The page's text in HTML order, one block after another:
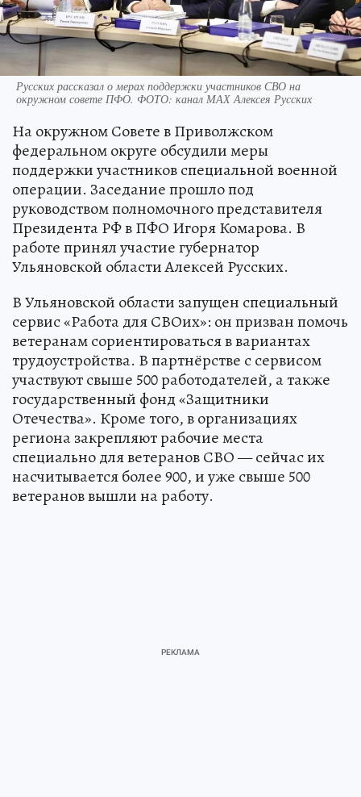
Русских рассказал о мерах поддержки участников СВО на
окружном совете ПФО. ФОТО: канал МАХ Алексея Русских
На окружном Совете в Приволжском
федеральном округе обсудили меры
поддержки участников специальной военной
операции. Заседание прошло под
руководством полномочного представителя
Президента РФ в ПФО Игоря Комарова. В
работе принял участие губернатор
Ульяновской области Алексей Русских.
В Ульяновской области запущен специальный
сервис «Работа для СВОих»: он призван помочь
ветеранам сориентироваться в вариантах
трудоустройства. В партнёрстве с сервисом
участвуют свыше 500 работодателей, а также
государственный фонд «Защитники
Отечества». Кроме того, в организациях
региона закрепляют рабочие места
специально для ветеранов СВО — сейчас их
насчитывается более 900, и уже свыше 500
ветеранов вышли на работу.